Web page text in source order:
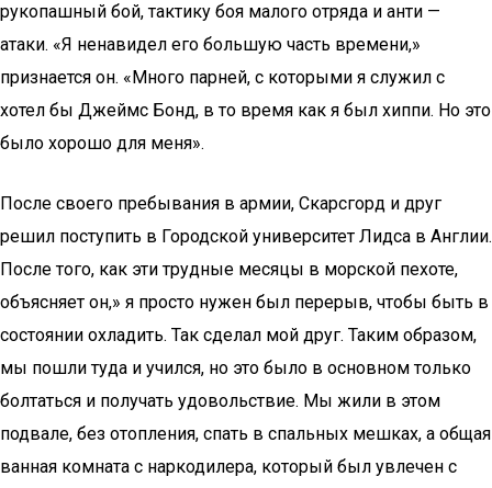
рукопашный бой, тактику боя малого отряда и анти —
атаки. «Я ненавидел его большую часть времени,»
признается он. «Много парней, с которыми я служил с
хотел бы Джеймс Бонд, в то время как я был хиппи. Но это
было хорошо для меня».
После своего пребывания в армии, Скарсгорд и друг
решил поступить в Городской университет Лидса в Англии.
После того, как эти трудные месяцы в морской пехоте,
объясняет он,» я просто нужен был перерыв, чтобы быть в
состоянии охладить. Так сделал мой друг. Таким образом,
мы пошли туда и учился, но это было в основном только
болтаться и получать удовольствие. Мы жили в этом
подвале, без отопления, спать в спальных мешках, а общая
ванная комната с наркодилера, который был увлечен с